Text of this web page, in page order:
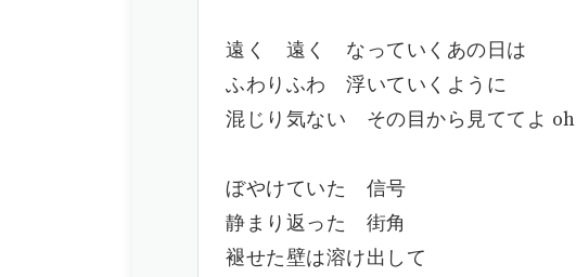
遠く 遠く なっていくあの日は
ふわりふわ 浮いていくように
混じり気ない その目から見ててよ oh
ぼやけていた 信号
静まり返った 街角
褪せた壁は溶け出して